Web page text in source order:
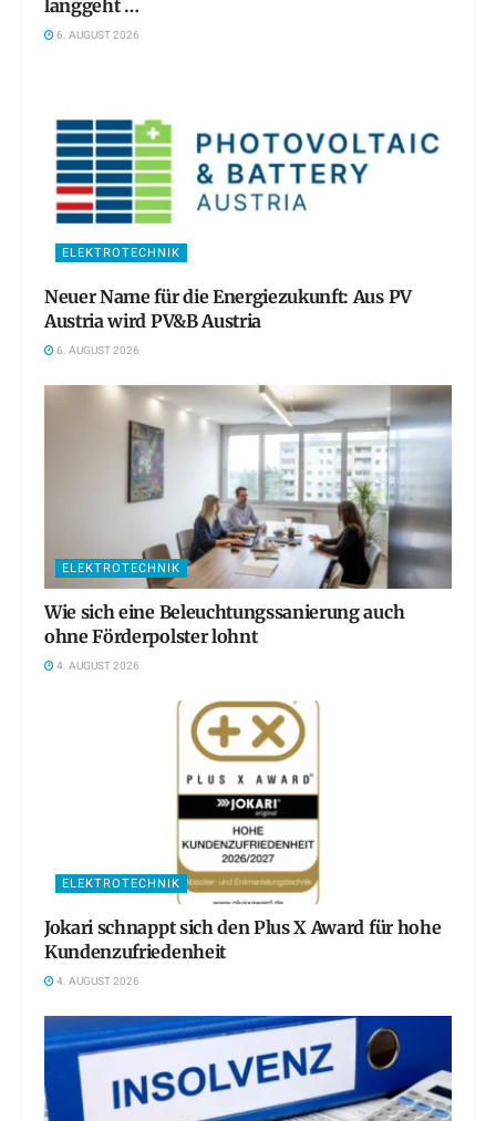
langgeht …
6. AUGUST 2026
ELEKTROTECHNIK
Neuer Name für die Energiezukunft: Aus PV
Austria wird PV&B Austria
6. AUGUST 2026
ELEKTROTECHNIK
Wie sich eine Beleuchtungssanierung auch
ohne Förderpolster lohnt
4. AUGUST 2026
ELEKTROTECHNIK
Jokari schnappt sich den Plus X Award für hohe
Kundenzufriedenheit
4. AUGUST 2026